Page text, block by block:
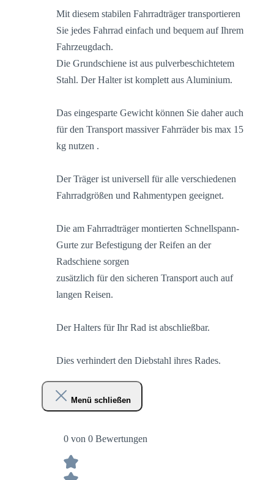
Mit diesem stabilen Fahrradträger transportieren
Sie jedes Fahrrad einfach und bequem auf Ihrem
Fahrzeugdach.
Die Grundschiene ist aus pulverbeschichtetem
Stahl. Der Halter ist komplett aus Aluminium.
Das eingesparte Gewicht können Sie daher auch
für den Transport massiver Fahrräder bis max 15
kg nutzen .
Der Träger ist universell für alle verschiedenen
Fahrradgrößen und Rahmentypen geeignet.
Die am Fahrradträger montierten Schnellspann-
Gurte zur Befestigung der Reifen an der
Radschiene sorgen
zusätzlich für den sicheren Transport auch auf
langen Reisen.
Der Halters für Ihr Rad ist abschließbar.
Dies verhindert den Diebstahl ihres Rades.
Menü schließen
0 von 0 Bewertungen